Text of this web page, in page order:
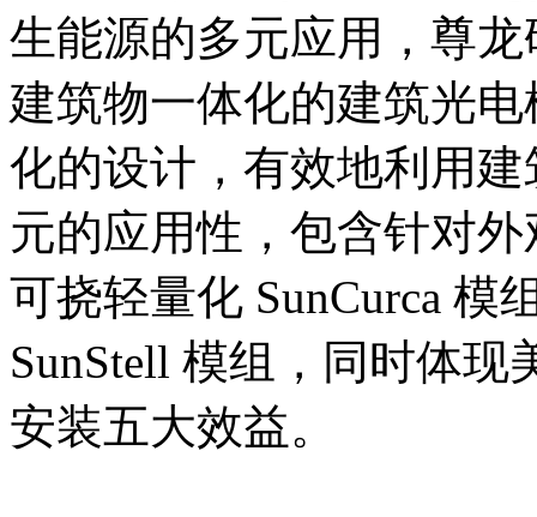
生能源的多元应用，
建筑物一体化的建筑光电
化的设计，有效地利用
元的应用性，包含针对
可挠轻量化 SunCurca 模
SunStell 模组，同时体现美
安装五大效益。